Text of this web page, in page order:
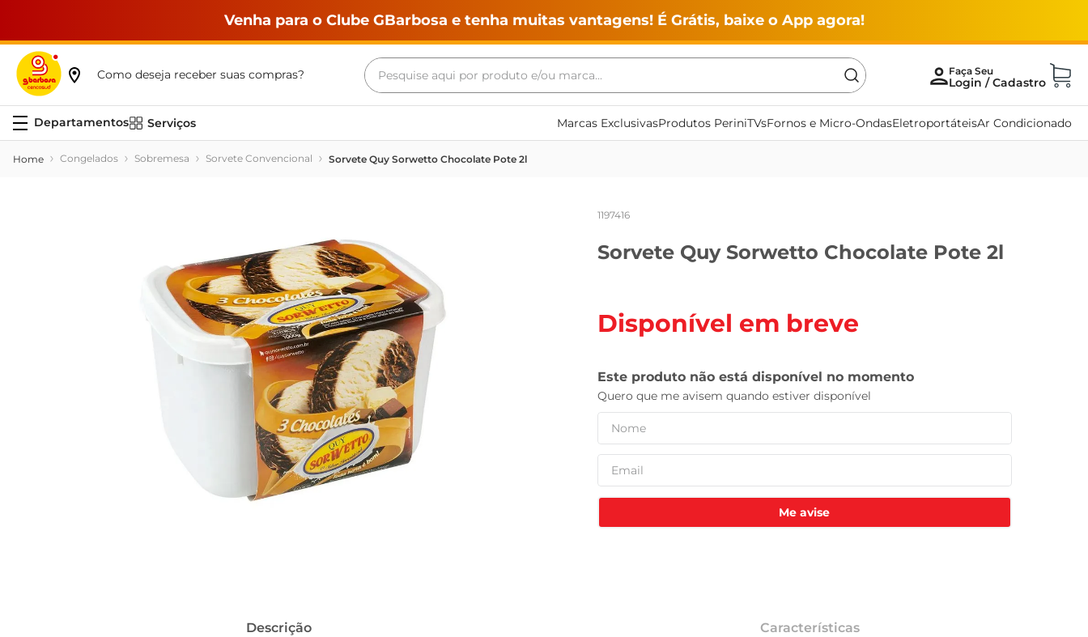
Venha para o Clube GBarbosa e tenha muitas vantagens! É Grátis, baixe o App agora!
Como deseja receber suas compras?
Pesquise aqui por produto e/ou marca...
Serviços Marcas ExclusivasProdutos PeriniTVsFornos e Micro-OndasEletroportáteisAr Condicionado
Congelados Sobremesa Sorvete Convencional Sorvete Quy Sorwetto Chocolate Pote 2l
1197416
Sorvete Quy Sorwetto Chocolate Pote 2l
Disponível em breve
Me avise
Descrição Características
Termos mais buscados
maquina lavar
frango
leite
vinho
leite pó
tv